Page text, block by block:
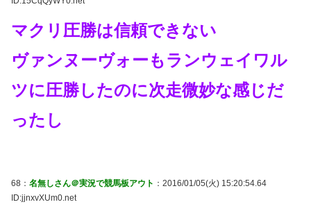
マクリ圧勝は信頼できない
ヴァンヌーヴォーもランウェイワル
ツに圧勝したのに次走微妙な感じだ
ったし
68： 名無しさん＠実況で競馬板アウト ：2016/01/05(火) 15:20:54.64
ID:jjnxvXUm0.net